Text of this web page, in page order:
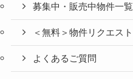
募集中・販売中物件一覧
＜無料＞物件リクエスト
よくあるご質問